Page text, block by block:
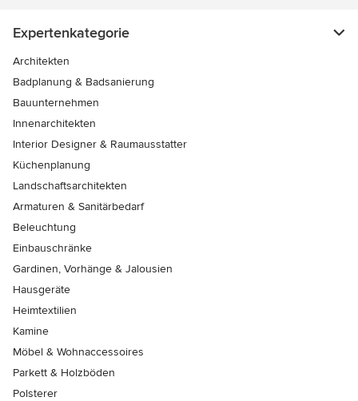
Expertenkategorie
Architekten
Badplanung & Badsanierung
Bauunternehmen
Innenarchitekten
Interior Designer & Raumausstatter
Küchenplanung
Landschaftsarchitekten
Armaturen & Sanitärbedarf
Beleuchtung
Einbauschränke
Gardinen, Vorhänge & Jalousien
Hausgeräte
Heimtextilien
Kamine
Möbel & Wohnaccessoires
Parkett & Holzböden
Polsterer